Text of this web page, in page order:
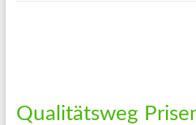
Qualitätsweg